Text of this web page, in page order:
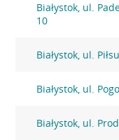
Białystok, ul.
10
Białystok, ul.
Białystok, ul.
Białystok, ul.